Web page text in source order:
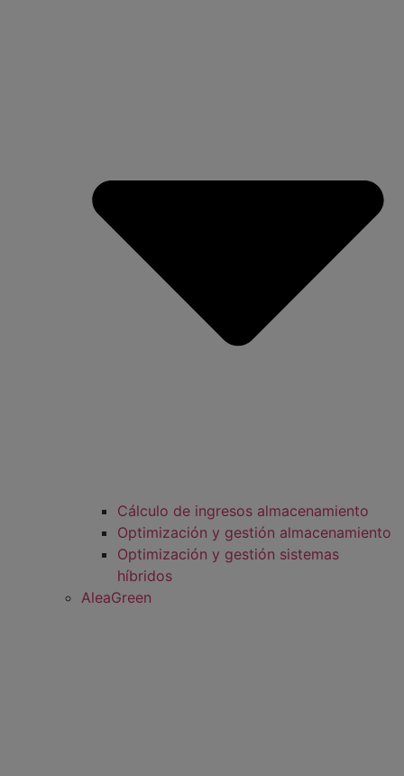
Cálculo de ingresos almacenamiento
Optimización y gestión almacenamiento
Optimización y gestión sistemas
híbridos
AleaGreen